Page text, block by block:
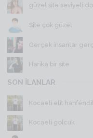
güzel site seviyeli
Site çok güzel
Gerçek insanlar
Harika bir site
SON İLANLAR
Kocaeli elit
Kocaeli golcuk